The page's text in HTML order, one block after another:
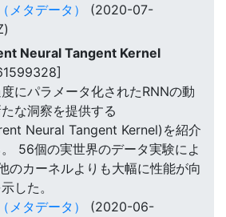
メタデータ）
(2020-07-
Neural Tangent Kernel
にパラメータ化されたRNNの動
な洞察を提供する
Neural Tangent Kernel)を紹介
56個の実世界のデータ実験によ
のカーネルよりも大幅に性能が向
した。
メタデータ）
(2020-06-